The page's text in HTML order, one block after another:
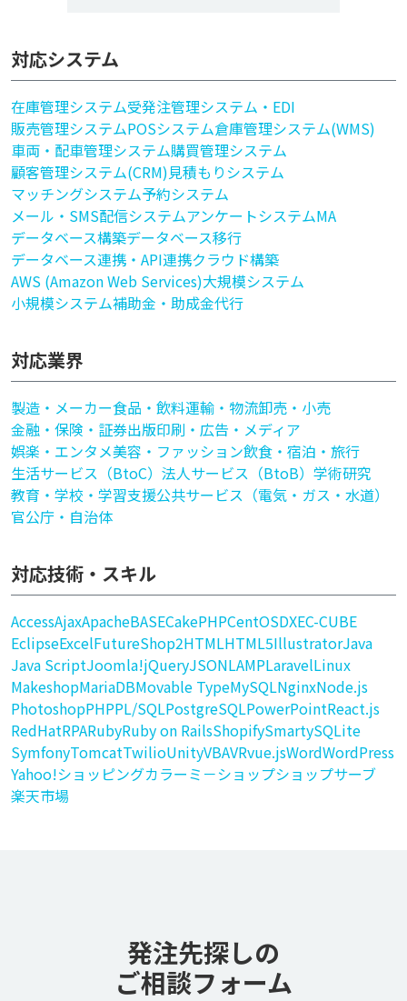
対応システム
在庫管理システム受発注管理システム・EDI
販売管理システムPOSシステム倉庫管理システム(WMS)
車両・配車管理システム購買管理システム
顧客管理システム(CRM)見積もりシステム
マッチングシステム予約システム
メール・SMS配信システムアンケートシステムMA
データベース構築データベース移行
データベース連携・API連携クラウド構築
AWS (Amazon Web Services)大規模システム
小規模システム補助金・助成金代行
対応業界
製造・メーカー食品・飲料運輸・物流卸売・小売
金融・保険・証券出版印刷・広告・メディア
娯楽・エンタメ美容・ファッション飲食・宿泊・旅行
生活サービス（BtoC） 法人サービス（BtoB） 学術研究
教育・学校・学習支援公共サービス（電気・ガス・水道）
官公庁・自治体
対応技術・スキル
AccessAjaxApacheBASECakePHPCentOSDXEC-CUBE
EclipseExcelFutureShop2HTMLHTML5IllustratorJava
Java ScriptJoomla!jQueryJSONLAMPLaravelLinux
MakeshopMariaDBMovable TypeMySQLNginxNode.js
PhotoshopPHPPL/SQLPostgreSQLPowerPointReact.js
RedHatRPARubyRuby on RailsShopifySmartySQLite
SymfonyTomcatTwilioUnityVBAVRvue.jsWordWordPress
Yahoo!ショッピングカラーミ－ショップショップサーブ
楽天市場
発注先探しの
ご相談フォーム